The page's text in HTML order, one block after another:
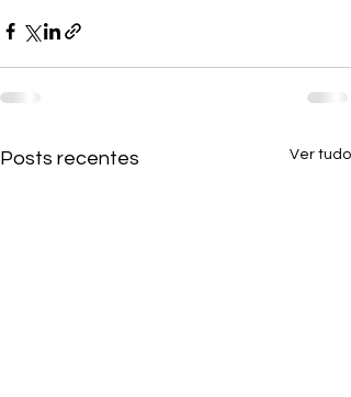
Posts recentes Ver tudo